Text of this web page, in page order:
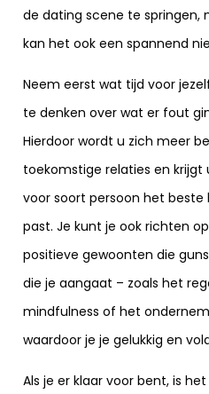
de dating scene te springen,
kan het ook een spannend
Neem eerst wat tijd voor
te denken over wat er fout
Hierdoor wordt u zich meer
toekomstige relaties en
voor soort persoon het beste
past. Je kunt je ook richten
positieve gewoonten die
die je aangaat – zoals het
mindfulness of het
waardoor je je gelukkig en
Als je er klaar voor bent, is